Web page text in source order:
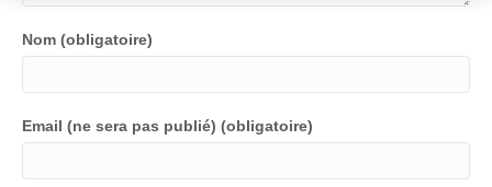
Nom (obligatoire)
Email (ne sera pas publié) (obligatoire)